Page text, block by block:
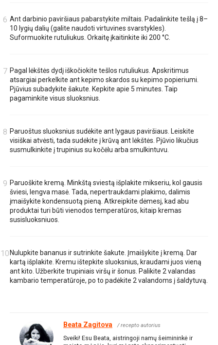
Ant darbinio paviršiaus pabarstykite miltais. Padalinkite tešlą į 8–
10 lygių dalių (galite naudoti virtuvines svarstykles).
Suformuokite rutuliukus. Orkaitę įkaitinkite iki 200 °C.
Pagal lėkštės dydį iškočiokite tešlos rutuliukus. Apskritimus
atsargiai perkelkite ant kepimo skardos su kepimo popieriumi.
Pjūvius subadykite šakute. Kepkite apie 5 minutes. Taip
pagaminkite visus sluoksnius.
Paruoštus sluoksnius sudėkite ant lygaus paviršiaus. Leiskite
visiškai atvėsti, tada sudėkite į krūvą ant lėkštės. Pjūvio likučius
susmulkinkite į trupinius su kočėlu arba smulkintuvu.
Paruoškite kremą. Minkštą sviestą išplakite mikseriu, kol gausis
šviesi, lengva masė. Tada, nepertraukdami plakimo, dalimis
įmaišykite kondensuotą pieną. Atkreipkite dėmesį, kad abu
produktai turi būti vienodos temperatūros, kitaip kremas
susisluoksniuos.
Nulupkite bananus ir sutrinkite šakute. Įmaišykite į kremą. Dar
kartą išplakite. Kremu ištepkite sluoksnius, kraudami juos vieną
ant kito. Užberkite trupiniais viršų ir šonus. Palikite 2 valandas
kambario temperatūroje, po to padėkite 2 valandoms į šaldytuvą.
Beata Zagitova / recepto autorius
Sveiki! Esu Beata, aistringoji namų šeimininkė ir